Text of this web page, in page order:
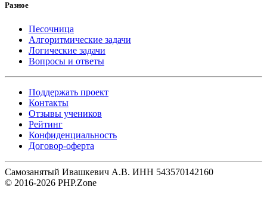
Разное
Песочница
Алгоритмические задачи
Логические задачи
Вопросы и ответы
Поддержать проект
Контакты
Отзывы учеников
Рейтинг
Конфиденциальность
Договор-оферта
Самозанятый Ивашкевич А.В. ИНН 543570142160
© 2016-2026 PHP.Zone